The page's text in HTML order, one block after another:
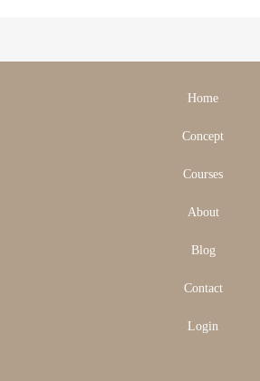
Home
Concept
Courses
About
Blog
Contact
Login